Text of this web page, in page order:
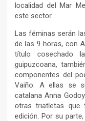
localidad del Mar
este sector.
Las féminas serán
de las 9 horas, con
título cosechado
guipuzcoana,
componentes del
Vaiño. A ellas se
catalana Anna
otras triatletas que
edición. Por su